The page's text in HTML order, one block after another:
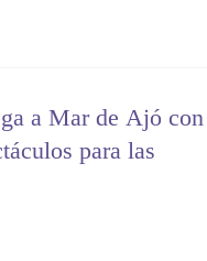
a Mar de Ajó con
para las